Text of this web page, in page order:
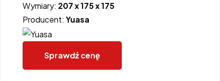
Wymiary: 207 x 175 x 175
Producent: Yuasa
Sprawdź cenę